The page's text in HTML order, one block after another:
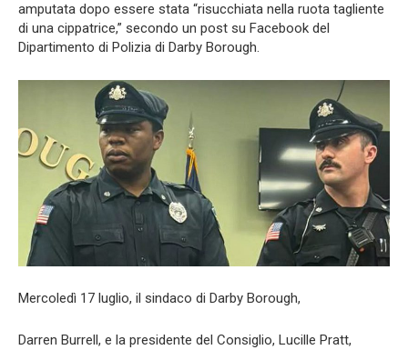
amputata dopo essere stata “risucchiata nella ruota tagliente
di una cippatrice,” secondo un post su Facebook del
Dipartimento di Polizia di Darby Borough.
Mercoledì 17 luglio, il sindaco di Darby Borough,
Darren Burrell, e la presidente del Consiglio, Lucille Pratt,